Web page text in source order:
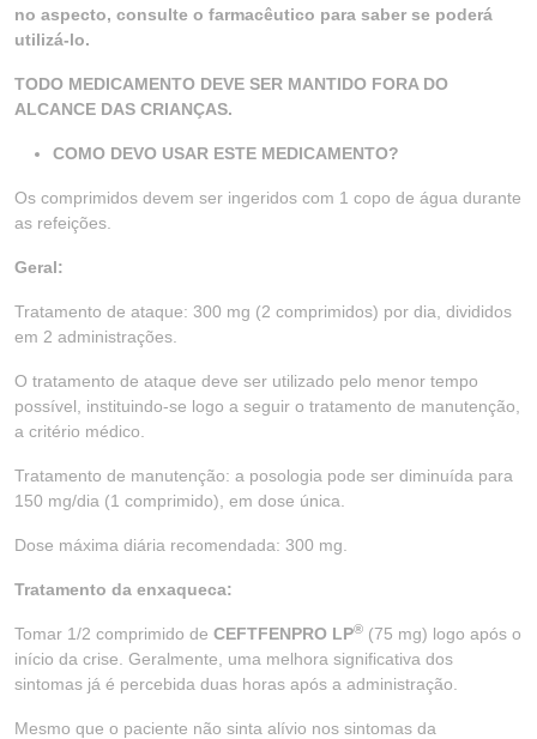
no aspecto, consulte o farmacêutico para saber se poderá
utilizá-lo.
TODO MEDICAMENTO DEVE SER MANTIDO FORA DO
ALCANCE DAS CRIANÇAS.
COMO DEVO USAR ESTE MEDICAMENTO?
Os comprimidos devem ser ingeridos com 1 copo de água durante
as refeições.
Geral:
Tratamento de ataque: 300 mg (2 comprimidos) por dia, divididos
em 2 administrações.
O tratamento de ataque deve ser utilizado pelo menor tempo
possível, instituindo-se logo a seguir o tratamento de manutenção,
a critério médico.
Tratamento de manutenção: a posologia pode ser diminuída para
150 mg/dia (1 comprimido), em dose única.
Dose máxima diária recomendada: 300 mg.
Tratamento da enxaqueca:
Tomar 1/2 comprimido de CEFTFENPRO LP® (75 mg) logo após o
início da crise. Geralmente, uma melhora significativa dos
sintomas já é percebida duas horas após a administração.
Mesmo que o paciente não sinta alívio nos sintomas da